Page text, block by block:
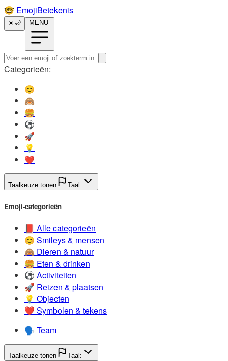
🤓️ EmojiBetekenis
☀️🌙 MENU
Categorieën:
😊️
🙈️
🍔️
⚽️
🚀️
💡️
❤️
Taalkeuze tonen Taal:
Emoji-categorieën
📕️ Alle categorieën
😊️ Smileys & mensen
🙈️ Dieren & natuur
🍔️ Eten & drinken
⚽️ Activiteiten
🚀️ Reizen & plaatsen
💡️ Objecten
❤️ Symbolen & tekens
🗣️ Team
Taalkeuze tonen Taal: